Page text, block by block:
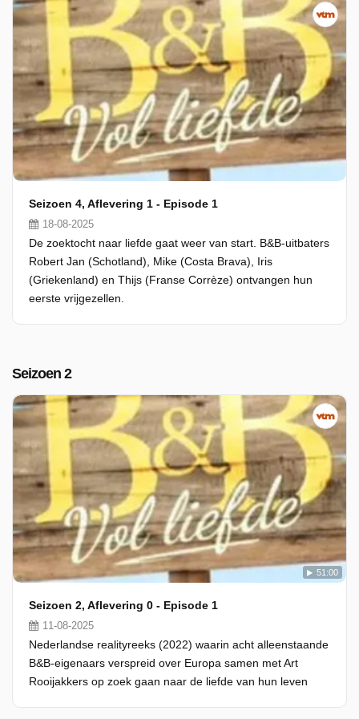
Seizoen 4, Aflevering 1 - Episode 1
18-08-2025
De zoektocht naar liefde gaat weer van start. B&B-uitbaters
Robert Jan (Schotland), Mike (Costa Brava), Iris
(Griekenland) en Thijs (Franse Corrèze) ontvangen hun
eerste vrijgezellen.
Seizoen 2
51:00
Seizoen 2, Aflevering 0 - Episode 1
11-08-2025
Nederlandse realityreeks (2022) waarin acht alleenstaande
B&B-eigenaars verspreid over Europa samen met Art
Rooijakkers op zoek gaan naar de liefde van hun leven